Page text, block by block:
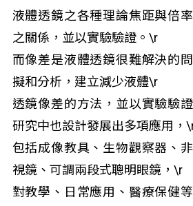
液體透鏡之各種理論焦距與倍
之關係，並以實驗驗證。\r
而像差是液體透鏡很難解決的
擬和分析，建立減少液體\r
透鏡像差的方法，並以實驗驗
研究中也設計發展出多項應用，
包括成像教具、生物觀察器、
視鏡、可調兩段式聰明眼鏡，\r
對教學、日常應用、醫療保健